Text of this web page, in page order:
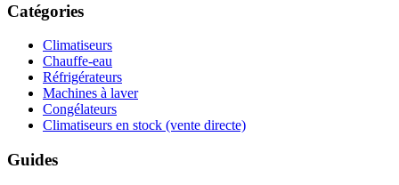
Catégories
Climatiseurs
Chauffe-eau
Réfrigérateurs
Machines à laver
Congélateurs
Climatiseurs en stock (vente directe)
Guides